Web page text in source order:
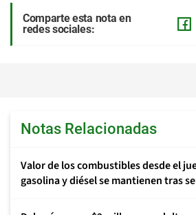
Comparte esta nota en
redes sociales:
Notas Relacionadas
Valor de los combustibles desde el
gasolina y diésel se mantienen tras